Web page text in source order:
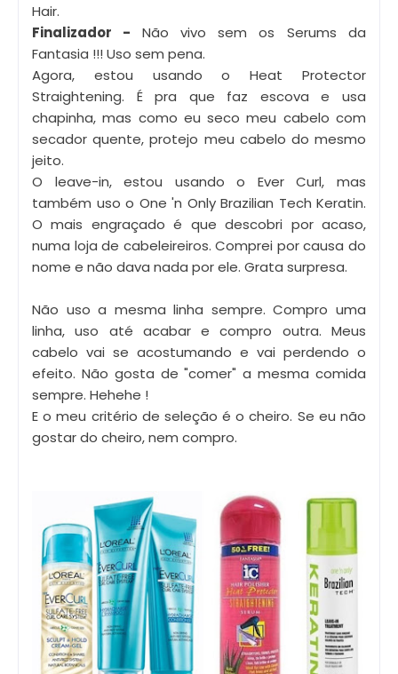
Hair.
Finalizador - Não vivo sem os Serums da
Fantasia !!! Uso sem pena.
Agora, estou usando o Heat Protector
Straightening. É pra que faz escova e usa
chapinha, mas como eu seco meu cabelo com
secador quente, protejo meu cabelo do mesmo
jeito.
O leave-in, estou usando o Ever Curl, mas
também uso o One 'n Only Brazilian Tech Keratin.
O mais engraçado é que descobri por acaso,
numa loja de cabeleireiros. Comprei por causa do
nome e não dava nada por ele. Grata surpresa.
Não uso a mesma linha sempre. Compro uma
linha, uso até acabar e compro outra. Meus
cabelo vai se acostumando e vai perdendo o
efeito. Não gosta de "comer" a mesma comida
sempre. Hehehe !
E o meu critério de seleção é o cheiro. Se eu não
gostar do cheiro, nem compro.